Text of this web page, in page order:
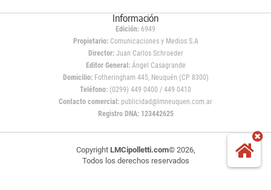
Información
Edición: 6949
Propietario:Comunicaciones y Medios S.A
Director: Juan Carlos Schroeder
Editor General:Ángel Casagrande
Domicilio:Fotheringham 445, Neuquén (CP 8300)
Teléfono: (0299) 449 0400 / 449 0410
Contacto comercial: publicidad@lmneuquen.com.ar
Registro DNA: 123442625
Copyright LMCipolletti.com© 2026,
Todos los derechos reservados